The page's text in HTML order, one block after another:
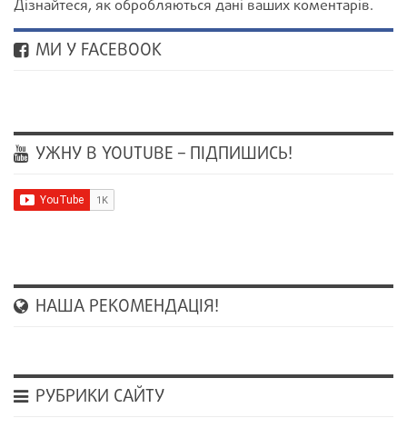
Дізнайтеся, як обробляються дані ваших коментарів.
МИ У FACEBOOK
УЖНУ В YOUTUBE – ПІДПИШИСЬ!
НАША РЕКОМЕНДАЦІЯ!
РУБРИКИ САЙТУ